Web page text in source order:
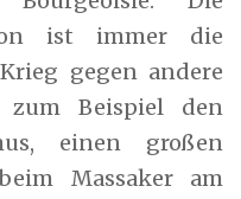
ist immer die
gegen andere
zum Beispiel den
einen großen
Massaker am